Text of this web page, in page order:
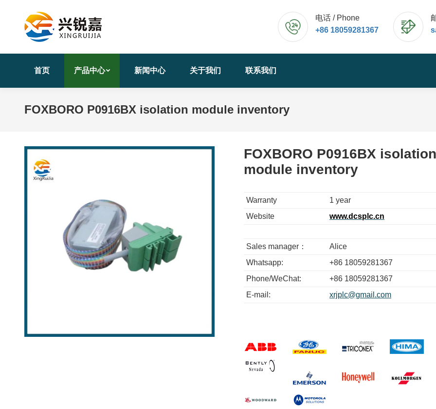
电话 / Phone
+86 18059281367
首页 产品中心 新闻中心 关于我们 联系我们
FOXBORO P0916BX isolation module inventory
FOXBORO P0916BX
module inventory
Warranty
1 year
Website
www.dcsplc.cn
Sales manager：
Alice
Whatsapp:
+86 18059281367
Phone/WeChat:
+86 18059281367
E-mail:
xrjplc@gmail.com